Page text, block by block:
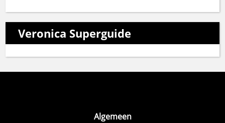
Veronica Superguide
Algemeen